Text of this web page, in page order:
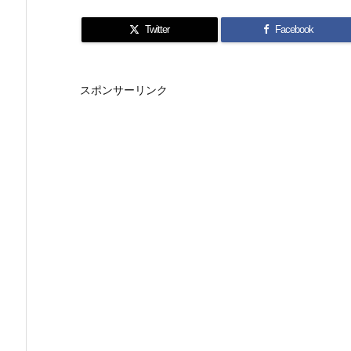
Twitter Facebook
スポンサーリンク